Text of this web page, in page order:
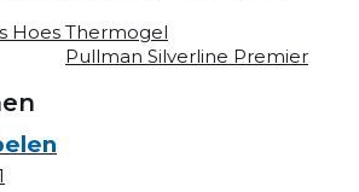
Hoes Thermogel
Pullman Silverline Premier